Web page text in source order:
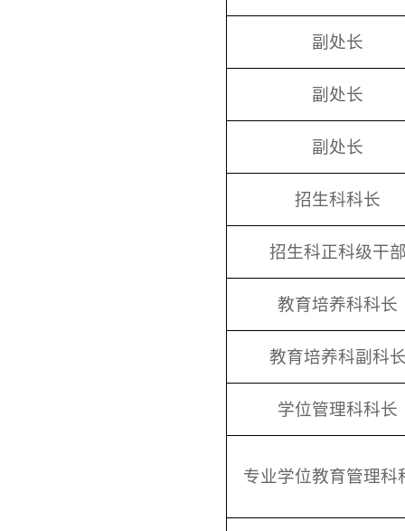
副处长
副处长
副处长
招生科科长
招生科正科级干
教育培养科科长
教育培养科副科
学位管理科科长
专业学位教育管理科